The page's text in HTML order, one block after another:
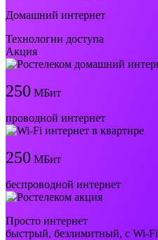
Домашний интернет
Технологии доступа
Акция
250 МБит
проводной интернет
250 МБит
беспроводной интернет
Просто интернет
быстрый, безлимитный, с Wi-Fi